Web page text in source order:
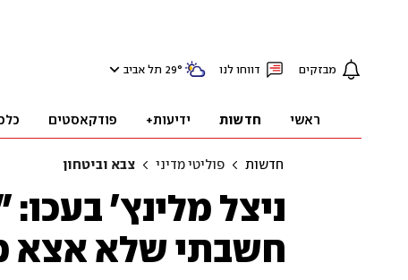
מבזקים דווחו לנו 29° תל אביב
ראשי חדשות ידיעות+ פודקאסטים
חדשות פוליטי מדיני צבא וביטחון
ניצל מלינץ' בעכו:
חשבתי שלא אצא